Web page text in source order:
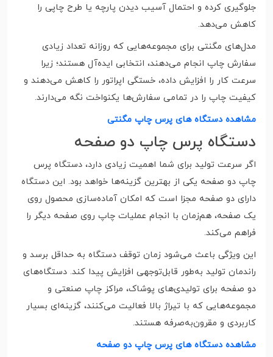
جلوگیری کرده و احتمال آسیب دیدن پارچه یا طرح چاپی را
کاهش می‌دهد.
مدل‌های مگنتی برای مجموعه‌هایی که روزانه تعداد زیادی
سفارش چاپ انجام می‌دهند، انتخابی ایده‌آل هستند؛ زیرا
سرعت کار را افزایش داده، خستگی اپراتور را کاهش می‌دهند و
کیفیت چاپ را در تمامی سفارش‌ها یکنواخت نگه می‌دارند.
مشاهده دستگاه های پرس چاپ مگنتی
دستگاه پرس چاپ دو صفحه
اگر سرعت تولید برای شما اهمیت زیادی دارد، دستگاه پرس
چاپ دو صفحه یکی از بهترین گزینه‌ها خواهد بود. این دستگاه
دارای دو صفحه مجزا است که امکان آماده‌سازی محصول روی
یک صفحه، هم‌زمان با انجام عملیات چاپ روی صفحه دیگر را
فراهم می‌کند.
این ویژگی باعث می‌شود زمان توقف دستگاه به حداقل برسد و
راندمان تولید به‌طور قابل‌توجهی افزایش پیدا کند. دستگاه‌های
دو صفحه برای تولیدی‌های پوشاک، مراکز چاپ صنعتی و
مجموعه‌هایی که با تیراژ بالا فعالیت می‌کنند، گزینه‌ای بسیار
کاربردی و مقرون‌به‌صرفه هستند.
مشاهده دستگاه های پرس چاپ دو صفحه